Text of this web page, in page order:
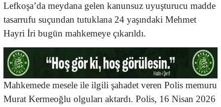
Lefkoşa’da meydana gelen kanunsuz uyuşturucu madde
tasarrufu suçundan tutuklana 24 yaşındaki Mehmet
Hayri İri bugün mahkemeye çıkarıldı.
Mahkemede mesele ile ilgili şahadet veren Polis memuru
Murat Kermeoğlu olguları aktardı. Polis, 16 Nisan 2026